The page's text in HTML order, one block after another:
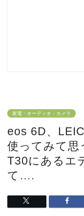
家電・オーディオ・カメラ
eos 6D、
使ってみて思
T30にあるエ
て….